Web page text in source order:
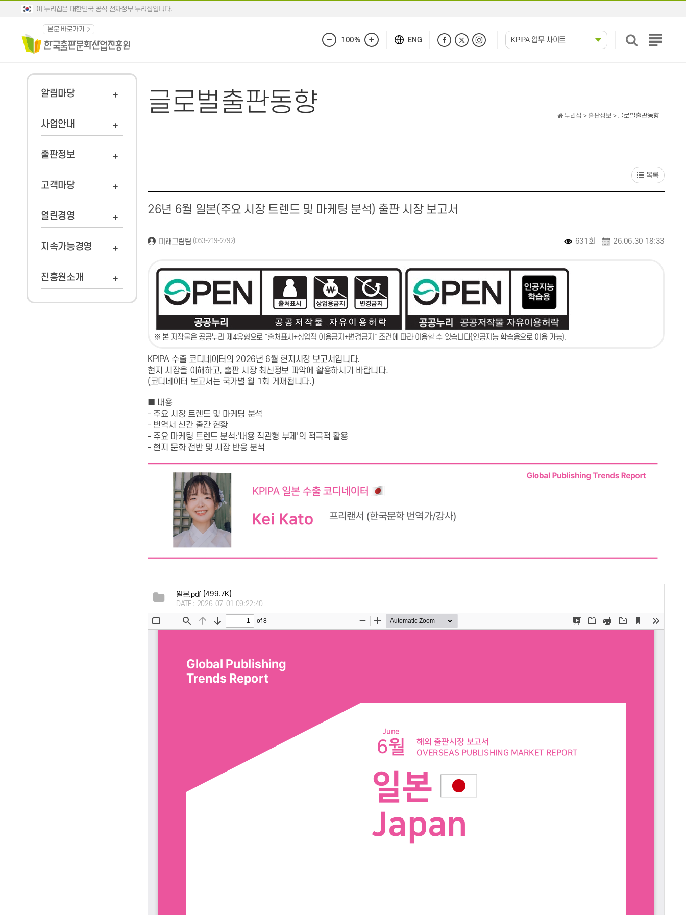
이 누리집은 대한민국 공식 전자정부 누리집입니다.
본문 바로가기
화
100%
화
ENG KPIPA 업무 사이트
전
알림마당
사업안내
출판정보
고객마당
열린경영
지속가능경영
진흥원소개
글로벌출판동향 누리집 > 출판정보 > 글로벌출판동향
목록
26년 6월 일본(주요 시장 트렌드 및 마케팅 분석) 출판 시장 보고서
미래그림팀 (063-219-2792) 631회 26.06.30 18:33
※ 본 저작물은 공공누리 제4유형으로 "출처표시+상업적 이용금지+변경금지" 조건에 따라 이용할 수 있습니다(인공지능 학습용으로 이용 가능).
KPIPA 수출 코디네이터의 2026년 6월 현지시장 보고서입니다.
현지 시장을 이해하고, 출판 시장 최신정보 파악에 활용하시기 바랍니다.
(코디네이터 보고서는 국가별 월 1회 게재됩니다.)
■ 내용
- 주요 시장 트렌드 및 마케팅 분석
- 번역서 신간 출간 현황
- 주요 마케팅 트렌드 분석:'내용 직관형 부제'의 적극적 활용
- 현지 문화 전반 및 시장 반응 분석
일본.pdf(499.7K)
DATE : 2026-07-01 09:22:40